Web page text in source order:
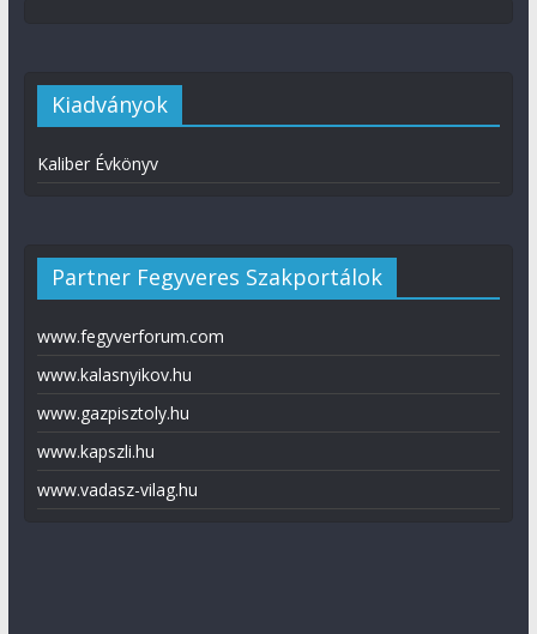
Kiadványok
Kaliber Évkönyv
Partner Fegyveres Szakportálok
www.fegyverforum.com
www.kalasnyikov.hu
www.gazpisztoly.hu
www.kapszli.hu
www.vadasz-vilag.hu